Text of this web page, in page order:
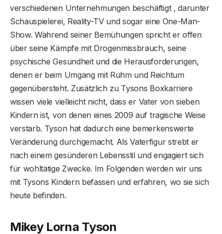
verschiedenen Unternehmungen beschäftigt , darunter
Schauspielerei, Reality-TV und sogar eine One-Man-
Show. Während seiner Bemühungen spricht er offen
über seine Kämpfe mit Drogenmissbrauch, seine
psychische Gesundheit und die Herausforderungen,
denen er beim Umgang mit Ruhm und Reichtum
gegenübersteht. Zusätzlich zu Tysons Boxkarriere
wissen viele vielleicht nicht, dass er Vater von sieben
Kindern ist, von denen eines 2009 auf tragische Weise
verstarb. Tyson hat dadurch eine bemerkenswerte
Veränderung durchgemacht. Als Vaterfigur strebt er
nach einem gesünderen Lebensstil und engagiert sich
für wohltätige Zwecke. Im Folgenden werden wir uns
mit Tysons Kindern befassen und erfahren, wo sie sich
heute befinden.
Mikey Lorna Tyson